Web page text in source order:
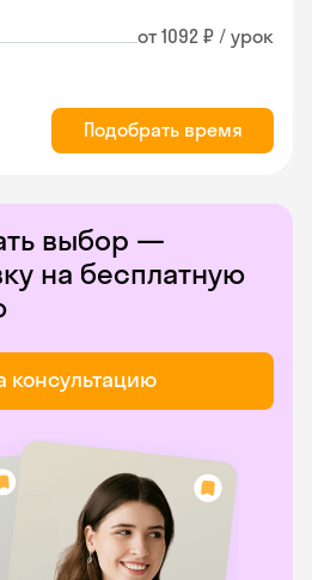
от 1092 ₽ / урок
Подобрать время
выбор —
на бесплатную
консультацию